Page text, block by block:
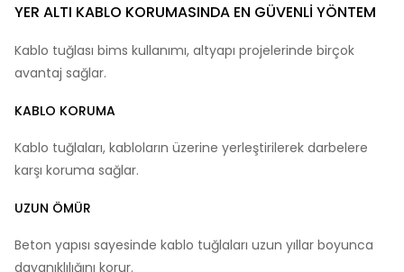
YER ALTI KABLO KORUMASINDA EN GÜVENLI YÖNTEM
Kablo tuğlası bims kullanımı, altyapı projelerinde birçok
avantaj sağlar.
KABLO KORUMA
Kablo tuğlaları, kabloların üzerine yerleştirilerek darbelere
karşı koruma sağlar.
UZUN ÖMÜR
Beton yapısı sayesinde kablo tuğlaları uzun yıllar boyunca
dayanıklılığını korur.